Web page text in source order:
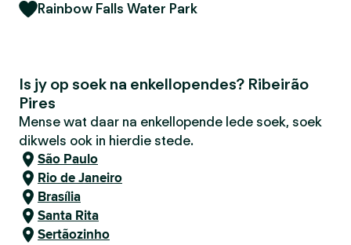
Rainbow Falls Water Park
Is jy op soek na enkellopendes? Ribeirão
Pires
Mense wat daar na enkellopende lede soek, soek
dikwels ook in hierdie stede.
São Paulo
Rio de Janeiro
Brasília
Santa Rita
Sertãozinho